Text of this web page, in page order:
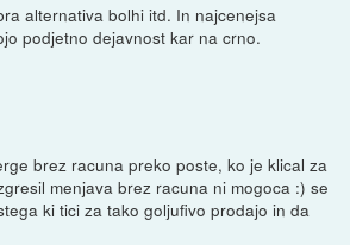
alternativa bolhi itd. In najcenejsa
podjetno dejavnost kar na crno.
brez racuna preko poste, ko je klical za
menjava brez racuna ni mogoca :) se
ki tici za tako goljufivo prodajo in da